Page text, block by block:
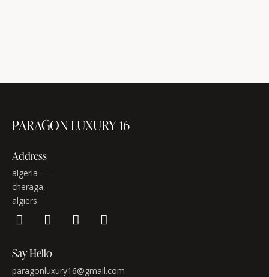
PARAGON LUXURY 16
Address
algeria —
cheraga,
algiers
Say Hello
paragonluxury16@gmail.com